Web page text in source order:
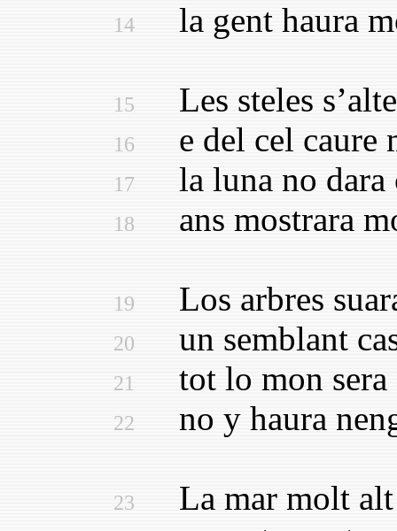
14 la gent haura
15 Les steles
16 e del cel caure
17 la luna no dara
18 ans mostrara
19 Los arbres
20 un semblant
21 tot lo mon sera
22 no y haura
23 La mar molt alt